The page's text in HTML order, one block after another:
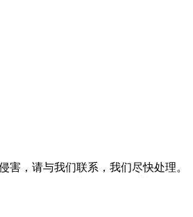
，请与我们联系，我们尽快处理。